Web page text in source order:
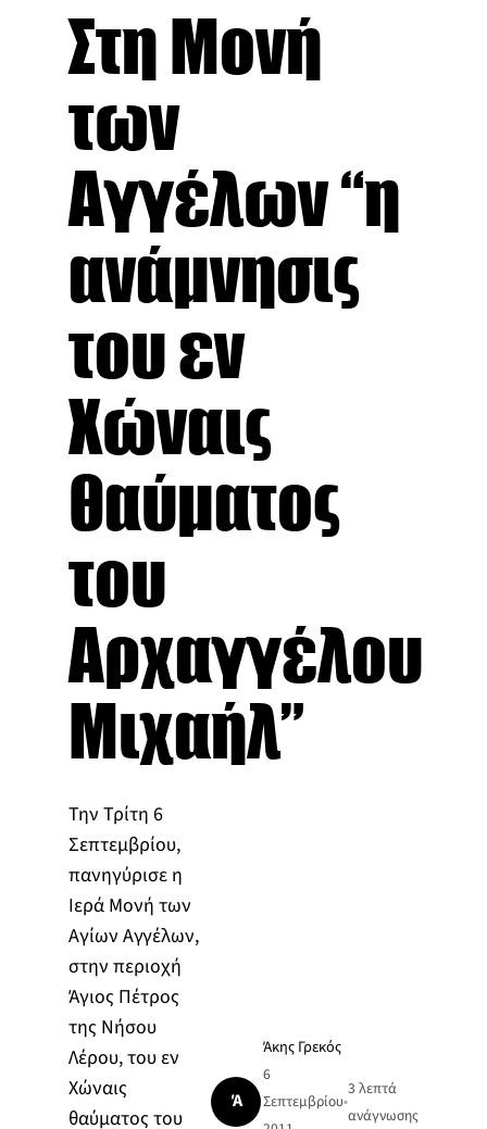
Στη Μονή
των
Αγγέλων “η
ανάμνησις
του εν
Χώναις
θαύματος
του
Αρχαγγέλου
Μιχαήλ”
Την Τρίτη 6
Σεπτεμβρίου,
πανηγύρισε η
Ιερά Μονή των
Αγίων Αγγέλων,
στην περιοχή
Άγιος Πέτρος
της Νήσου
Λέρου, του εν
Χώναις
θαύματος του
Ά
Άκης Γρεκός
6
Σεπτεμβρίου•
3 λεπτά
ανάγνωσης